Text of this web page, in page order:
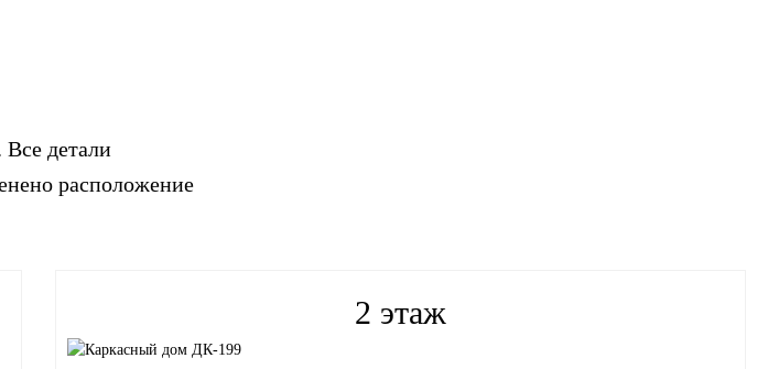
детали
расположение
2 этаж